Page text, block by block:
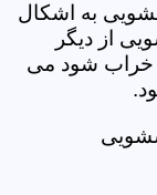
به اشکال
از دیگر
خراب شود می